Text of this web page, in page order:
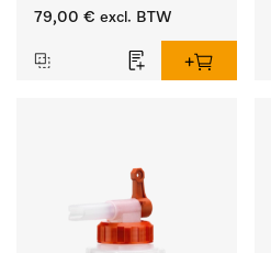
textiel
79,00 € excl. BTW